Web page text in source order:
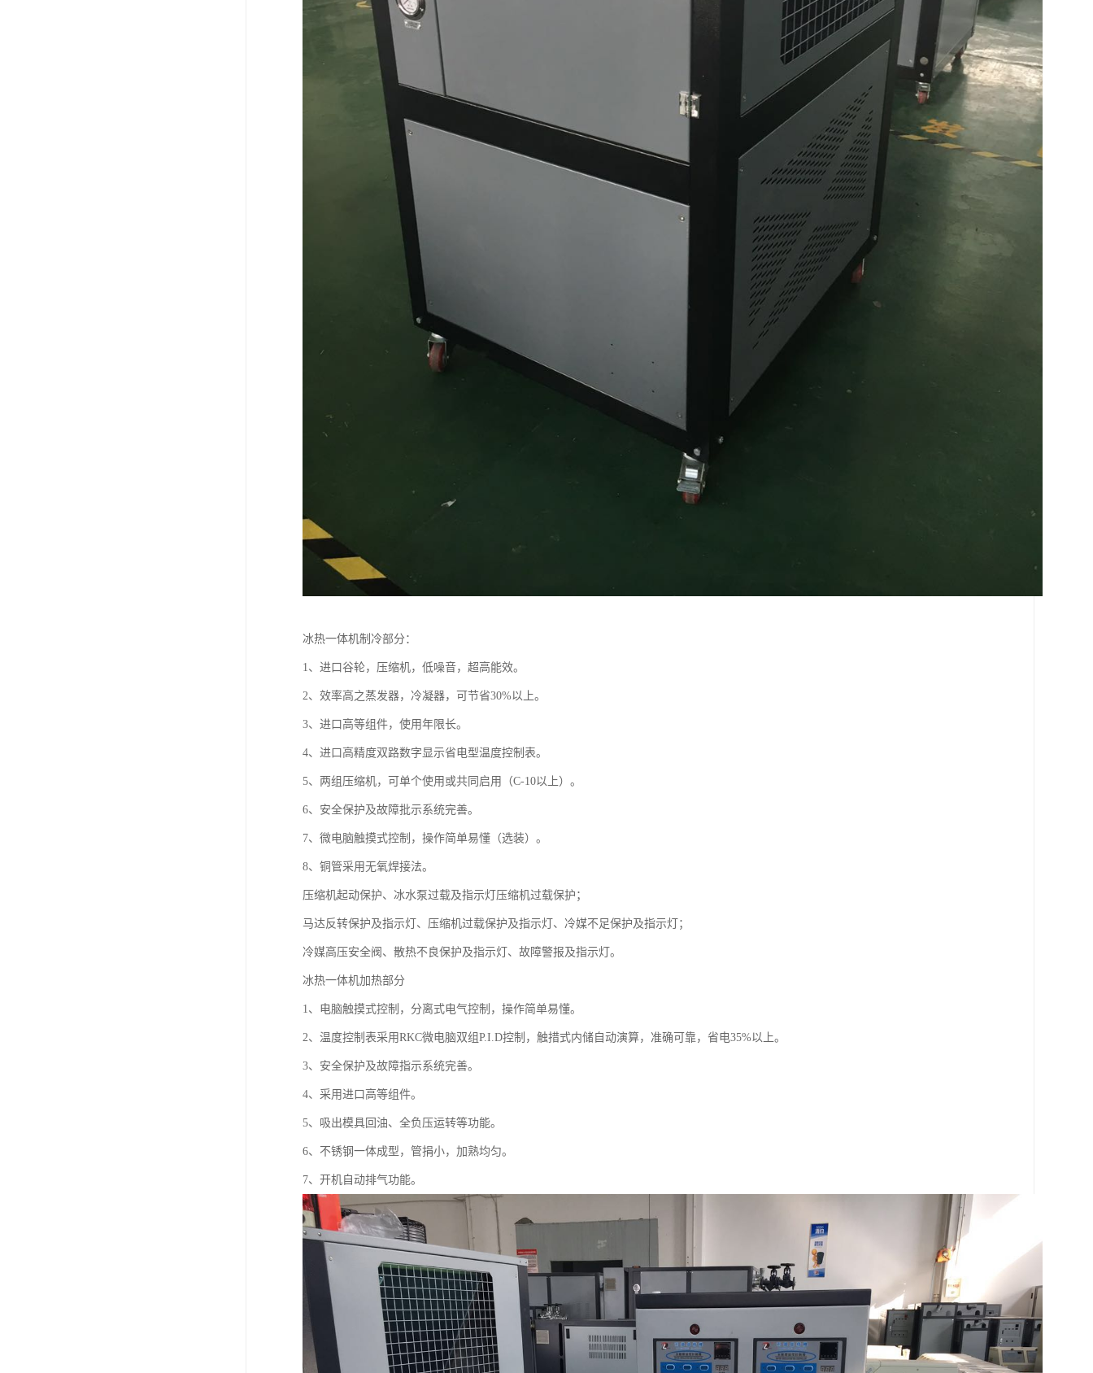
冰热一体机制冷部分：
1、进口谷轮，压缩机，低噪音，超高能效。
2、效率高之蒸发器，冷凝器，可节省30%以上。
3、进口高等组件，使用年限长。
4、进口高精度双路数字显示省电型温度控制表。
5、两组压缩机，可单个使用或共同启用（C-10以上）。
6、安全保护及故障批示系统完善。
7、微电脑触摸式控制，操作简单易懂（选装）。
8、铜管采用无氧焊接法。
压缩机起动保护、冰水泵过载及指示灯压缩机过载保护；
马达反转保护及指示灯、压缩机过载保护及指示灯、冷媒不足保护及指示灯；
冷媒高压安全阀、散热不良保护及指示灯、故障警报及指示灯。
冰热一体机加热部分
1、电脑触摸式控制，分离式电气控制，操作简单易懂。
2、温度控制表采用RKC微电脑双组P.I.D控制，触措式内储自动演算，准确可靠，省电35%以上。
3、安全保护及故障指示系统完善。
4、采用进口高等组件。
5、吸出模具回油、全负压运转等功能。
6、不锈钢一体成型，管捐小，加熟均匀。
7、开机自动排气功能。